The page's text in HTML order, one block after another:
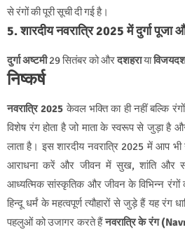
से रंगों की पूरी सूची दी गई है।
5. शारदीय नवरात्रि 2025 में दुर्गा
दुर्गा अष्टमी29 सितंबर को औरदशहराया
निष्कर्ष
नवरात्रि 2025 केवल भक्ति का ही नहीं बल्कि
विशेष रंग होता है जो माता के स्वरूप से जुड़ा है
लाता है। इस शारदीय नवरात्रि 2025 में आप भी
आराधना करें और जीवन में सुख, शांति और
आध्यत्मिक सांस्कृतिक और जीवन के विभिन्न रंगों
हिन्दू धर्मं के महत्वपूर्ण त्‍यौहारों से जुड़े हैं यह रंग
पहलुओं को उजागर करते हैंनवरात्रि के रंग